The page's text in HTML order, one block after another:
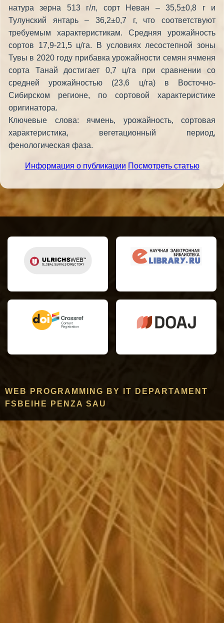
натура зерна 513 г/л, сорт Неван – 35,5±0,8 г и
Тулунский янтарь – 36,2±0,7 г, что соответствуют
требуемым характеристикам. Средняя урожайность
сортов 17,9-21,5 ц/га. В условиях лесостепной зоны
Тувы в 2020 году прибавка урожайности семян ячменя
сорта Танай достигает 0,7 ц/га при сравнении со
средней урожайностью (23,6 ц/га) в Восточно-
Сибирском регионе, по сортовой характеристике
оригинатора.
Ключевые слова: ячмень, урожайность, сортовая
характеристика, вегетационный период,
фенологическая фаза.
Информация о публикации Посмотреть статью
WEB PROGRAMMING BY IT DEPARTAMENT
FSBEIHE PENZA SAU